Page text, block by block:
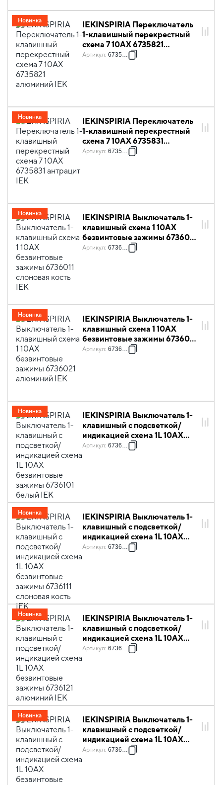
IEKINSPIRIA Переключатель
1-клавишный перекрестный
схема 7 10АХ 6735821
алюминий IEK
Артикул: 6735821
Новинка
IEKINSPIRIA Переключатель
1-клавишный перекрестный
схема 7 10АХ 6735831
антрацит IEK
Артикул: 6735831
Новинка
IEKINSPIRIA Выключатель 1-
клавишный схема 1 10АХ
безвинтовые зажимы 6736011
слоновая кость IEK
Артикул: 6736011
Новинка
IEKINSPIRIA Выключатель 1-
клавишный схема 1 10АХ
безвинтовые зажимы 6736021
алюминий IEK
Артикул: 6736021
Новинка
IEKINSPIRIA Выключатель 1-
клавишный с подсветкой/
индикацией схема 1L 10АХ
безвинтовые зажимы 6736101
Артикул: 6736101
Новинка
IEKINSPIRIA Выключатель 1-
клавишный с подсветкой/
индикацией схема 1L 10АХ
безвинтовые зажимы 6736111
Артикул: 6736111
Новинка
IEKINSPIRIA Выключатель 1-
клавишный с подсветкой/
индикацией схема 1L 10АХ
безвинтовые зажимы 6736121
Артикул: 6736121
Новинка
IEKINSPIRIA Выключатель 1-
клавишный с подсветкой/
индикацией схема 1L 10АХ
безвинтовые зажимы 6736131
Артикул: 6736131
Новинка